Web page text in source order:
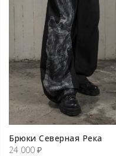
Брюки Северная Река
24 000 ₽